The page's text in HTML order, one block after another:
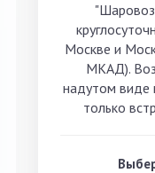
Москве и
МКАД).
надутом виде
только